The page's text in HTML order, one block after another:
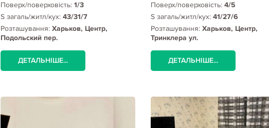
Поверх/поверховість: 1/3
S загаль/житл/кух: 43/31/7
Розташування: Харьков, Центр,
Подольский пер.
ДЕТАЛЬНІШЕ...
Поверх/поверховість: 4/5
S загаль/житл/кух: 41/27/6
Розташування: Харьков, Центр,
Тринклера ул.
ДЕТАЛЬНІШЕ...